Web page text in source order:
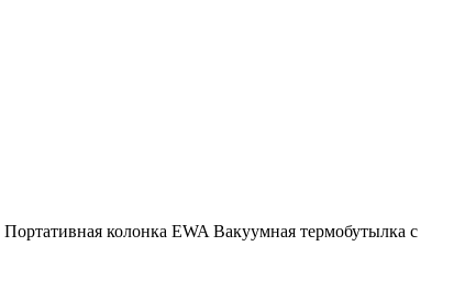
Портативная колонка EWA Вакуумная термобутылка с